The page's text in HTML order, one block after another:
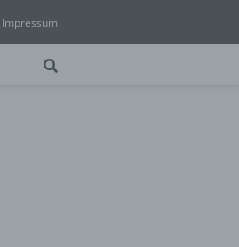
Impressum